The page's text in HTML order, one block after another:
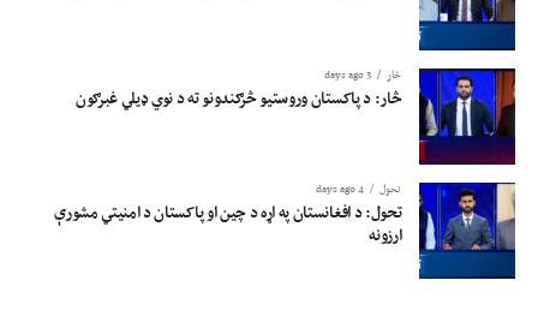
څار 3 days ago
څار: د پاکستان وروستیو څرګندونو ته د نوي ډیلي غبرګون
تحول 4 days ago
تحول: د افغانستان په اړه د چین او پاکستان د امنیتي مشورې
ارزونه